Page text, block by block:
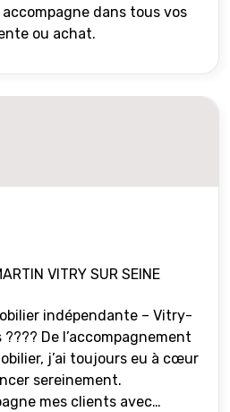
dans tous vos
ou achat.
VITRY SUR SEINE
indépendante – Vitry-
j’ai toujours eu à cœur
sereinement.
mes clients avec